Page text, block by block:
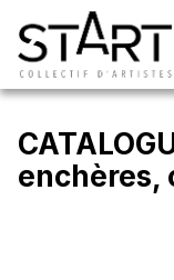
enchères,